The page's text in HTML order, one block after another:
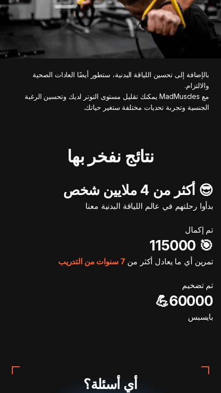
بالإضافة إلى تحسين اللياقة البدنية، ستطور أيضًا العادات الصحية
والالتزام.
مع MadMuscles يمكنك تقليل مستوى التوتر لديك وتحسين الرغبة
الجنسية وتجربة تحديات مختلفة ستغير حياتك.
نتائج نفخر بها
😎 أكثر من 4 ملايين شخص
بدأوا رحلتهم في عالم اللياقة البدنية معنا
تم إكمال
🎯️ 115000
تمرين أي ما يعادل أكثر من 7 سنوات من التدريب
تم تضخيم
60000💪
بايسبس
أي أسئلة؟